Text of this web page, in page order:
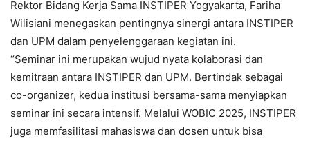
Rektor Bidang Kerja Sama INSTIPER Yogyakarta, Fariha
Wilisiani menegaskan pentingnya sinergi antara INSTIPER
dan UPM dalam penyelenggaraan kegiatan ini.
“Seminar ini merupakan wujud nyata kolaborasi dan
kemitraan antara INSTIPER dan UPM. Bertindak sebagai
co-organizer, kedua institusi bersama-sama menyiapkan
seminar ini secara intensif. Melalui WOBIC 2025, INSTIPER
juga memfasilitasi mahasiswa dan dosen untuk bisa